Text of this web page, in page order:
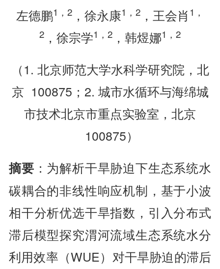
左德鹏1 ， 2 ，徐永康1 ， 2 ，王会肖 1 ，
2 ，徐宗学1 ， 2 ，韩煜娜1 ， 2
（1. 北京师范大学水科学研究院，北
京 100875；2. 城市水循环与海绵城
市技术北京市重点实验室，北京
100875）
摘要 ：为解析干旱胁迫下生态系统水
碳耦合的非线性响应机制，基于小波
相干分析优选干旱指数，引入分布式
滞后模型探究渭河流域生态系统水分
利用效率（WUE）对干旱胁迫的滞后